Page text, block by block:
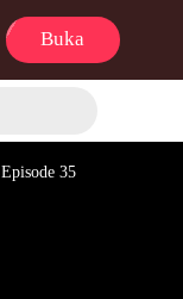
Buka
Episode 35